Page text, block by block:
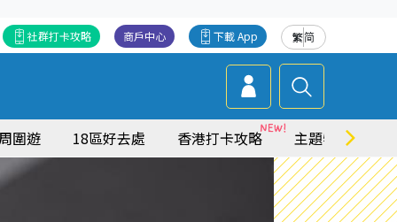
繁简
下載 App
商戶中心
社群打卡攻略
圍遊 18區好去處 香港打卡攻略 主題特集